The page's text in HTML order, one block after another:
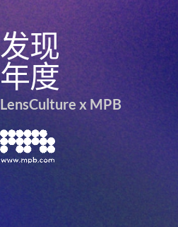
发现
年度
LensCulture x MPB